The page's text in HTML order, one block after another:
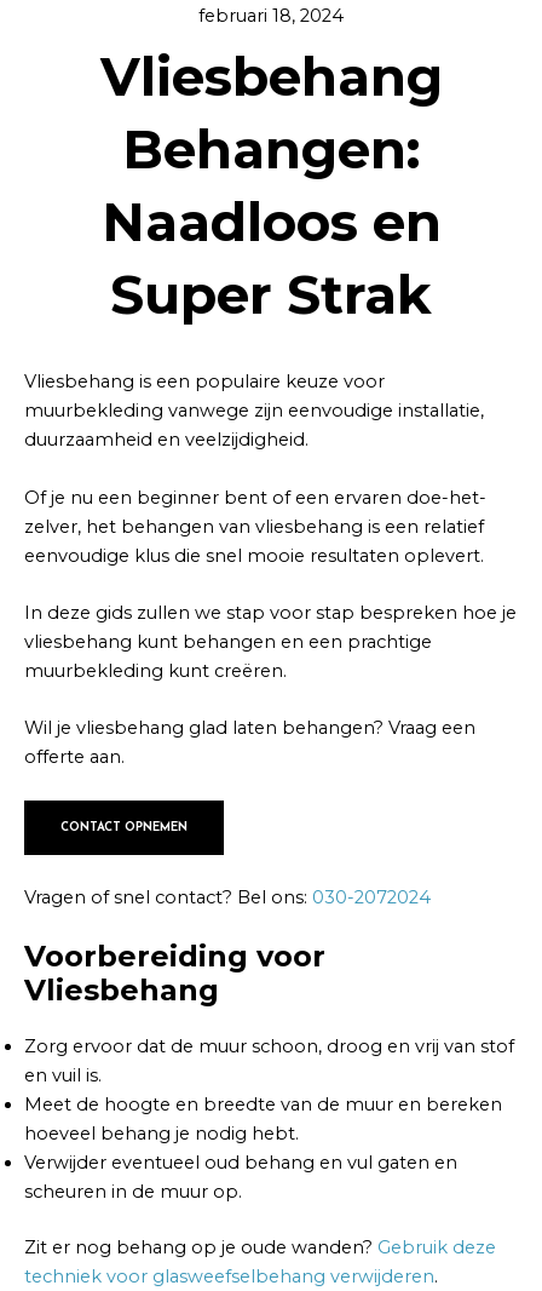
februari 18, 2024
Vliesbehang
Behangen:
Naadloos en
Super Strak
Vliesbehang is een populaire keuze voor
muurbekleding vanwege zijn eenvoudige installatie,
duurzaamheid en veelzijdigheid.
Of je nu een beginner bent of een ervaren doe-het-
zelver, het behangen van vliesbehang is een relatief
eenvoudige klus die snel mooie resultaten oplevert.
In deze gids zullen we stap voor stap bespreken hoe je
vliesbehang kunt behangen en een prachtige
muurbekleding kunt creëren.
Wil je vliesbehang glad laten behangen? Vraag een
offerte aan.
CONTACT OPNEMEN
Vragen of snel contact? Bel ons: 030-2072024
Voorbereiding voor
Vliesbehang
Zorg ervoor dat de muur schoon, droog en vrij van stof
en vuil is.
Meet de hoogte en breedte van de muur en bereken
hoeveel behang je nodig hebt.
Verwijder eventueel oud behang en vul gaten en
scheuren in de muur op.
Zit er nog behang op je oude wanden? Gebruik deze
techniek voor glasweefselbehang verwijderen.